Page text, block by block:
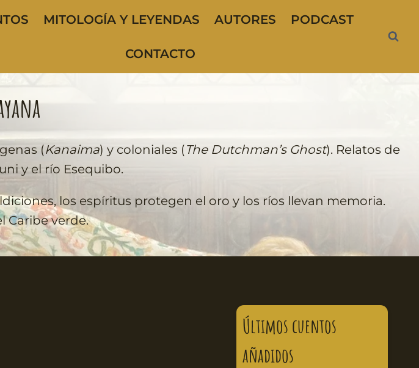
MITOLOGÍA Y LEYENDAS AUTORES PODCAST
CONTACTO
(Kanaima) y coloniales (The Dutchman’s Ghost). Relatos de
y el río Esequibo.
los espíritus protegen el oro y los ríos llevan memoria.
Caribe verde.
Últimos cuentos
añadidos